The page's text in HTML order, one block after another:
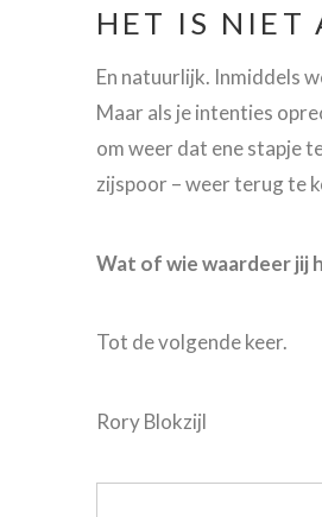
HET IS NIET
En natuurlijk. Inmiddels
Maar als je intenties
om weer dat ene stapje
zijspoor – weer terug te
Wat of wie waardeer jij
Tot de volgende keer.
Rory Blokzijl